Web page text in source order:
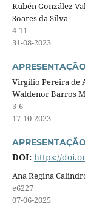
Rubén González
Soares da Silva
4-11
31-08-2023
Virgílio Pereira de
Waldenor Barros
3-6
17-10-2023
DOI: https://
Ana Regina
e6227
07-06-2025